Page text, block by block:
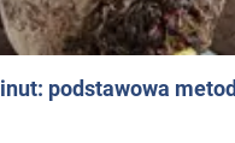
podstawowa